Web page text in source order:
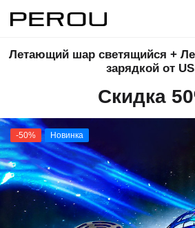
Летающий шар светящийся +
зарядкой от
Скидка
-50% Новинка